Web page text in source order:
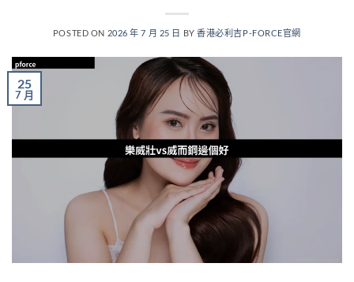
POSTED ON 2026 年 7 月 25 日 BY香港必利吉P-FORCE官網
25
7 月